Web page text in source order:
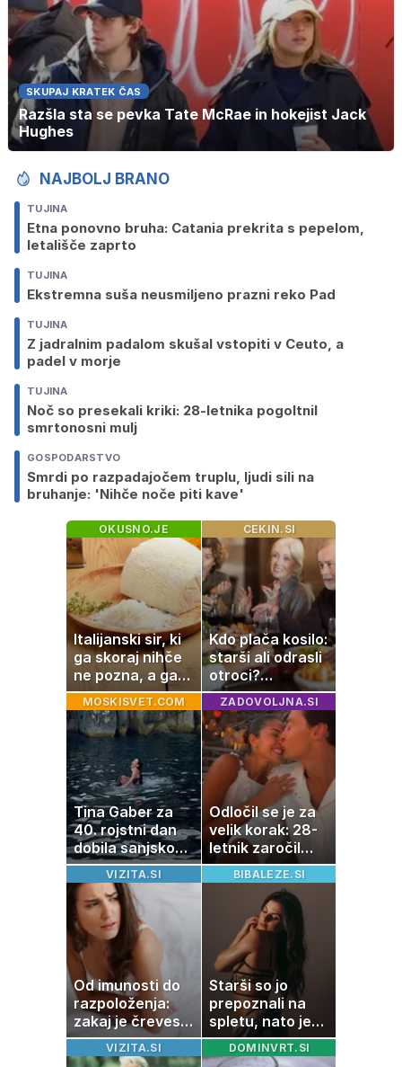
SKUPAJ KRATEK ČAS
Razšla sta se pevka Tate McRae in hokejist Jack
Hughes
NAJBOLJ BRANO
TUJINA
Etna ponovno bruha: Catania prekrita s pepelom,
letališče zaprto
TUJINA
Ekstremna suša neusmiljeno prazni reko Pad
TUJINA
Z jadralnim padalom skušal vstopiti v Ceuto, a
padel v morje
TUJINA
Noč so presekali kriki: 28-letnika pogoltnil
smrtonosni mulj
GOSPODARSTVO
Smrdi po razpadajočem truplu, ljudi sili na
bruhanje: 'Nihče noče piti kave'
OKUSNO.JE
Italijanski sir, ki
ga skoraj nihče
ne pozna, a ga
Italijani
obožujejo
CEKIN.SI
Kdo plača kosilo:
starši ali odrasli
otroci?
Razprava deli
družine po vsem
svetu
MOSKISVET.COM
Tina Gaber za
40. rojstni dan
dobila sanjsko
darilo
ZADOVOLJNA.SI
Odločil se je za
velik korak: 28-
letnik zaročil
dolgoletno
partnerko
VIZITA.SI
Od imunosti do
razpoloženja:
zakaj je črevesje
v središču
pozornosti
BIBALEZE.SI
Starši so jo
prepoznali na
spletu, nato je
ostala brez
službe
VIZITA.SI DOMINVRT.SI